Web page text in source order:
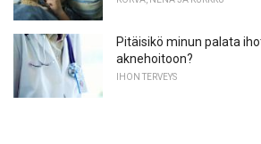
Pitäisikö minun palata
aknehoitoon?
IHON TERVEYS